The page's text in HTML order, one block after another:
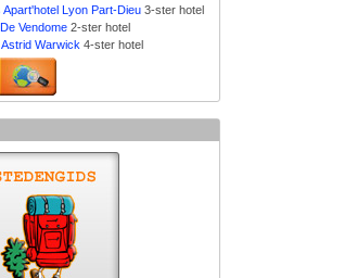
Apart'hotel Lyon Part-Dieu 3-ster hotel
Vendome 2-ster hotel
Warwick 4-ster hotel